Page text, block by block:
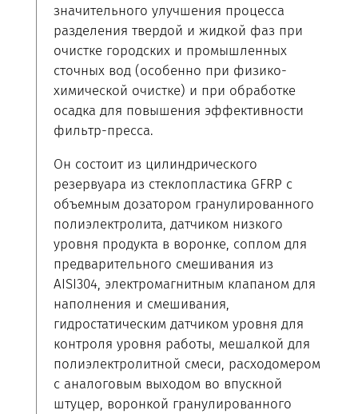
значительного улучшения процесса
разделения твердой и жидкой фаз при
очистке городских и промышленных
сточных вод (особенно при физико-
химической очистке) и при обработке
осадка для повышения эффективности
фильтр-пресса.
Он состоит из цилиндрического
резервуара из стеклопластика GFRP с
объемным дозатором гранулированного
полиэлектролита, датчиком низкого
уровня продукта в воронке, соплом для
предварительного смешивания из
AISI304, электромагнитным клапаном для
наполнения и смешивания,
гидростатическим датчиком уровня для
контроля уровня работы, мешалкой для
полиэлектролитной смеси, расходомером
с аналоговым выходом во впускной
штуцер, воронкой гранулированного